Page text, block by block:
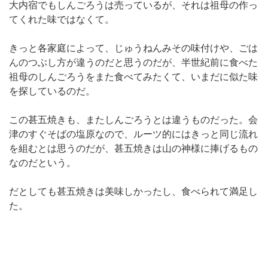
大内宿でもしんごろうは売っているが、それは祖母の作っ
てくれた味ではなくて。
きっと各家庭によって、じゅうねんみその味付けや、ごは
んのつぶし方が違うのだと思うのだが、半世紀前に食べた
祖母のしんごろうをまた食べてみたくて、いまだに似た味
を探しているのだ。
この甚五焼きも、またしんごろうとは違うものだった。会
津のすぐそばの塩原なので、ルーツ的にはきっと同じ流れ
を組むとは思うのだが、甚五焼きは山の神様に捧げるもの
なのだという。
だとしても甚五焼きは美味しかったし、食べられて満足し
た。